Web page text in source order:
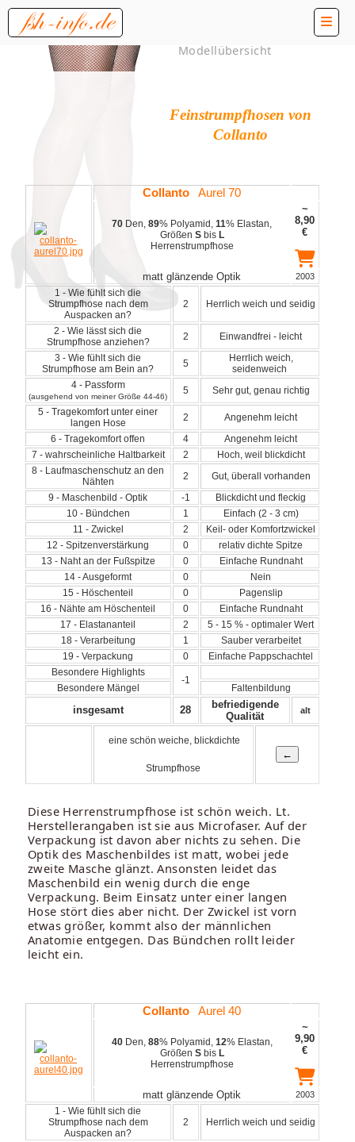
Modellübersicht
Feinstrumpfhosen von
Collanto
Collanto Aurel 70
70 Den,89% Polyamid,11% Elastan,
Größen Sbis L
Herrenstrumpfhose
~
8,90
€
matt glänzende Optik 2003
1 - Wie fühlt sich die
Strumpfhose nach dem
Auspacken an?
2 Herrlich weich und seidig
2 - Wie lässt sich die
Strumpfhose anziehen?
2
Einwandfrei - leicht
3 - Wie fühlt sich die
Strumpfhose am Bein an?
5
Herrlich weich,
seidenweich
4 - Passform
(ausgehend von meiner Größe 44-46)
5
Sehr gut, genau richtig
5 - Tragekomfort unter einer
langen Hose
2
Angenehm leicht
6 - Tragekomfort offen
4
Angenehm leicht
7 - wahrscheinliche Haltbarkeit
2
Hoch, weil blickdicht
8 - Laufmaschenschutz an den
Nähten
2
Gut, überall vorhanden
9 - Maschenbild - Optik
-1
Blickdicht und fleckig
10 - Bündchen
1
Einfach (2 - 3 cm)
11 - Zwickel
2
Keil- oder Komfortzwickel
12 - Spitzenverstärkung
0
relativ dichte Spitze
13 - Naht an der Fußspitze
0
Einfache Rundnaht
14 - Ausgeformt
0
Nein
15 - Höschenteil
0
Pagenslip
16 - Nähte am Höschenteil
0
Einfache Rundnaht
17 - Elastananteil
2
5 - 15 % - optimaler Wert
18 - Verarbeitung
1
Sauber verarbeitet
19 - Verpackung
0
Einfache Pappschachtel
Besondere Highlights
-1
Besondere Mängel Faltenbildung
insgesamt 28
befriedigende
Qualität
alt
eine schön weiche, blickdichte
Strumpfhose
Diese Herrenstrumpfhose ist schön weich. Lt.
Herstellerangaben ist sie aus Microfaser. Auf der
Verpackung ist davon aber nichts zu sehen. Die
Optik des Maschenbildes ist matt, wobei jede
zweite Masche glänzt. Ansonsten leidet das
Maschenbild ein wenig durch die enge
Verpackung. Beim Einsatz unter einer langen
Hose stört dies aber nicht. Der Zwickel ist vorn
etwas größer, kommt also der männlichen
Anatomie entgegen. Das Bündchen rollt leider
leicht ein.
Collanto Aurel 40
40Den, 88% Polyamid, 12% Elastan,
Größen Sbis L
Herrenstrumpfhose
~
9,90
€
matt glänzende Optik 2003
1 - Wie fühlt sich die
Strumpfhose nach dem
Auspacken an?
2 Herrlich weich und seidig